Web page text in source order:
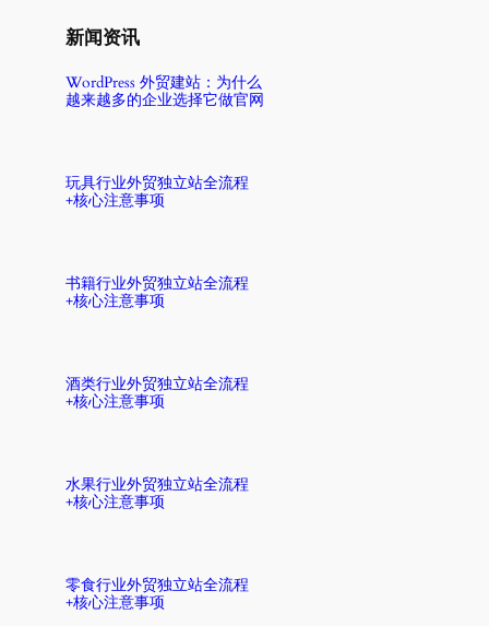
新闻资讯
WordPress 外贸建站：为什么
越来越多的企业选择它做官网
玩具行业外贸独立站全流程
+核心注意事项
书籍行业外贸独立站全流程
+核心注意事项
酒类行业外贸独立站全流程
+核心注意事项
水果行业外贸独立站全流程
+核心注意事项
零食行业外贸独立站全流程
+核心注意事项